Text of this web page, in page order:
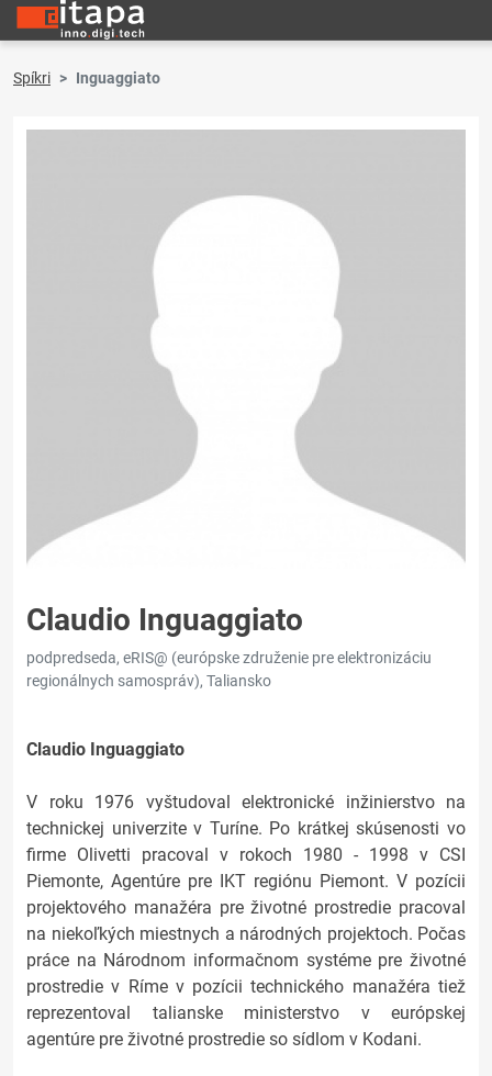
Spíkri Inguaggiato
Claudio Inguaggiato
podpredseda, eRIS@ (európske združenie pre elektronizáciu
regionálnych samospráv), Taliansko
Claudio Inguaggiato
V roku 1976 vyštudoval elektronické inžinierstvo na
technickej univerzite v Turíne. Po krátkej skúsenosti vo
firme Olivetti pracoval v rokoch 1980 - 1998 v CSI
Piemonte, Agentúre pre IKT regiónu Piemont. V pozícii
projektového manažéra pre životné prostredie pracoval
na niekoľkých miestnych a národných projektoch. Počas
práce na Národnom informačnom systéme pre životné
prostredie v Ríme v pozícii technického manažéra tiež
reprezentoval talianske ministerstvo v európskej
agentúre pre životné prostredie so sídlom v Kodani.